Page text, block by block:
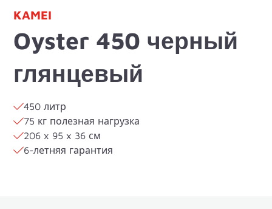
KAMEI
Oyster 450 черный
глянцевый
450 литр
75 кг полезная нагрузка
206 x 95 x 36 см
6-летняя гарантия